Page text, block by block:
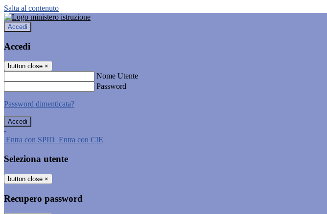
Salta al contenuto
Accedi
Accedi
button close ×
Nome Utente
Password
Password dimenticata?
-
Entra con SPID Entra con CIE
Seleziona utente
button close ×
Recupero password